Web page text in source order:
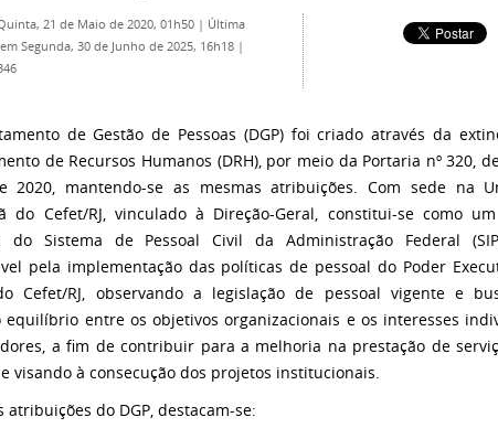
21 de Maio de 2020, 01h50 | Última
Segunda, 30 de Junho de 2025, 16h18 |
de Gestão de Pessoas (DGP) foi criado através da
de Recursos Humanos (DRH), por meio da Portaria nº 320,
2020, mantendo-se as mesmas atribuições. Com sede na
do Cefet/RJ, vinculado à Direção-Geral, constitui-se como
do Sistema de Pessoal Civil da Administração Federal
pela implementação das políticas de pessoal do Poder
Cefet/RJ, observando a legislação de pessoal vigente e
equilíbrio entre os objetivos organizacionais e os interesses
a fim de contribuir para a melhoria na prestação de
visando à consecução dos projetos institucionais.
atribuições do DGP, destacam-se: